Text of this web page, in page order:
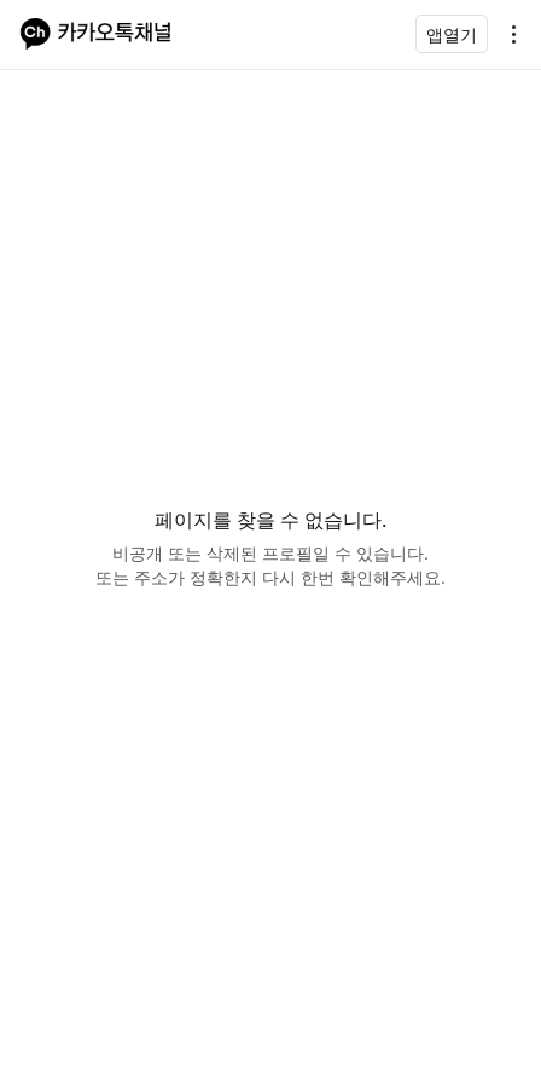
앱열기
페이지를 찾을 수 없습니다.
비공개 또는 삭제된 프로필일 수 있습니다.
또는 주소가 정확한지 다시 한번 확인해주세요.